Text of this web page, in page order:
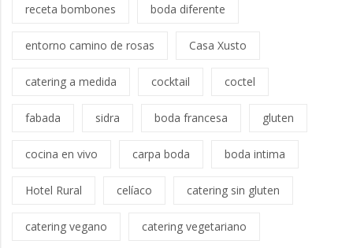
receta bombones boda diferente
entorno camino de rosas Casa Xusto
catering a medida cocktail coctel
fabada sidra boda francesa gluten
cocina en vivo carpa boda boda intima
Hotel Rural celíaco catering sin gluten
catering vegano catering vegetariano